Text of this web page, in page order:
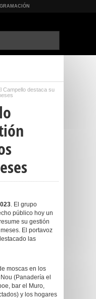
Campello destaca su
. El grupo
público hoy un
su gestión
El portavoz
las
moscas en los
(Panadería el
bar el Muro,
y los hogares